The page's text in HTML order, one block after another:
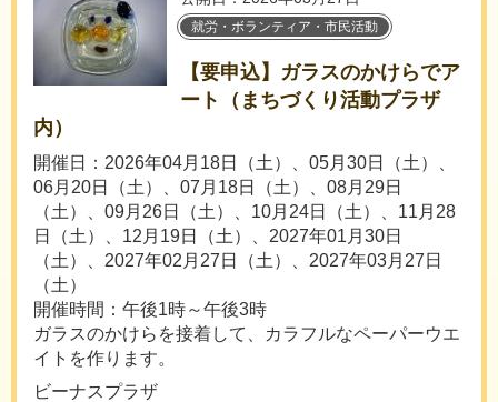
就労・ボランティア・市民活動
【要申込】ガラスのかけらでア
ート（まちづくり活動プラザ
内）
開催日：2026年04月18日（土）、05月30日（土）、
06月20日（土）、07月18日（土）、08月29日
（土）、09月26日（土）、10月24日（土）、11月28
日（土）、12月19日（土）、2027年01月30日
（土）、2027年02月27日（土）、2027年03月27日
（土）
開催時間：午後1時～午後3時
ガラスのかけらを接着して、カラフルなペーパーウエ
イトを作ります。
ビーナスプラザ